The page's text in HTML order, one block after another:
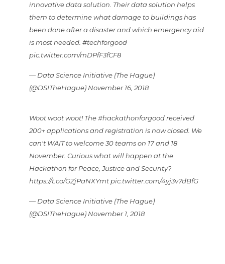
innovative data solution. Their data solution helps
them to determine what damage to buildings has
been done after a disaster and which emergency aid
is most needed. #techforgood
pic.twitter.com/mDPfF3fCF8
— Data Science Initiative (The Hague)
(@DSITheHague) November 16, 2018
Woot woot woot! The#hackathonforgood received
200+ applications and registration is now closed. We
can't WAIT to welcome 30 teams on 17 and 18
November. Curious what will happen at the
Hackathon for Peace, Justice and Security?
https://t.co/GZjPaNXYmt pic.twitter.com/4yj3v7dBfG
— Data Science Initiative (The Hague)
(@DSITheHague) November 1, 2018